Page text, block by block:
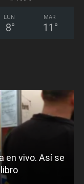
LUN
8°
MAR
11 °
en vivo. Así se